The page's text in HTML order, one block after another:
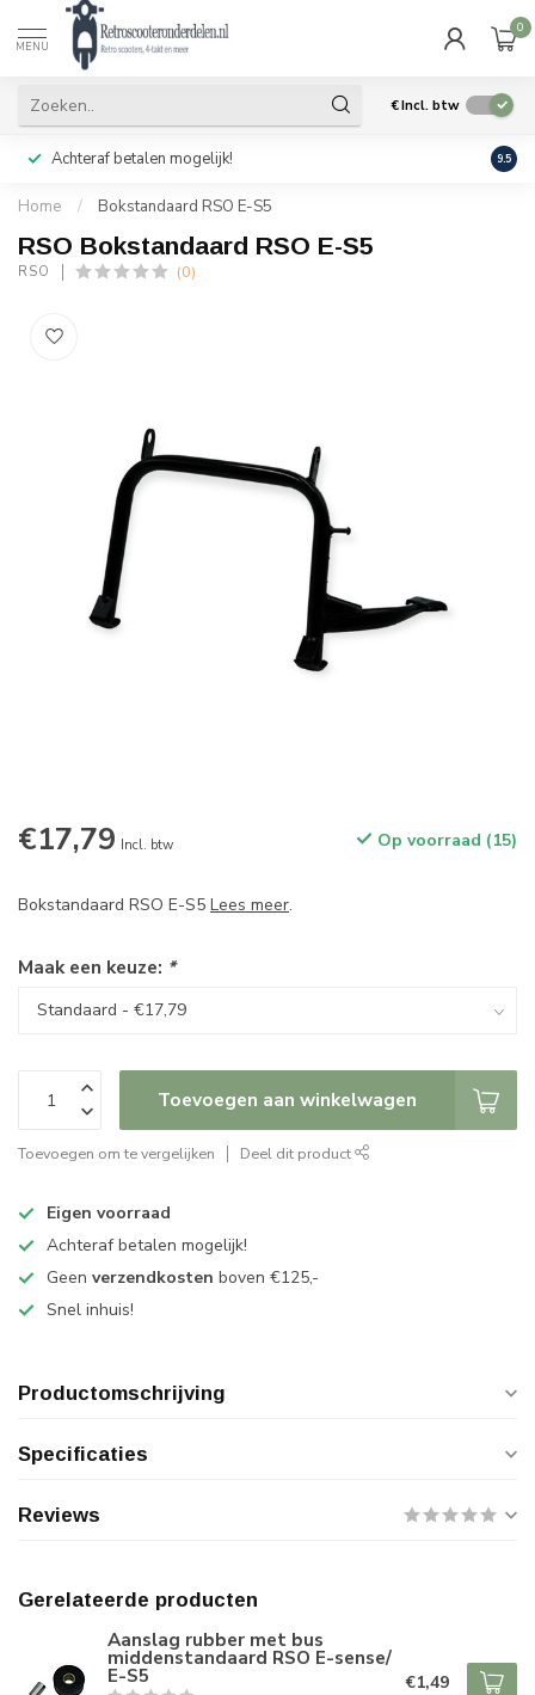
MENU
0
€Incl. btw
Achteraf betalen mogelijk! Geen
9.5
Home / Bokstandaard RSO E-S5
RSO Bokstandaard RSO E-S5
RSO (0)
€17,79 Incl. btw Op voorraad (15)
Bokstandaard RSO E-S5 Lees meer.
Maak een keuze: *
Toevoegen aan winkelwagen
Toevoegen om te vergelijken Deel dit product
Eigen voorraad
Achteraf betalen mogelijk!
Geen verzendkosten boven €125,-
Snel inhuis!
Productomschrijving
Specificaties
Reviews
Gerelateerde producten
Aanslag rubber met bus
middenstandaard RSO E-sense/
E-S5 €1,49